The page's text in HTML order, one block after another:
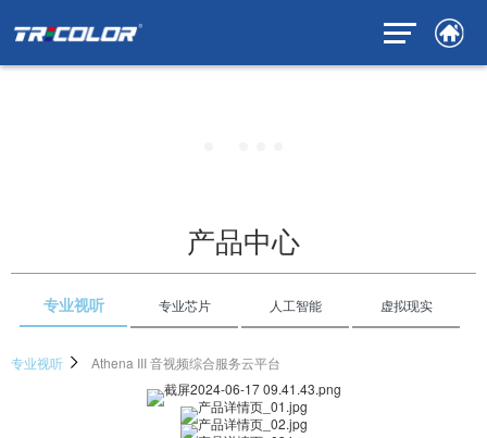
产品中心
专业视听 专业芯片 人工智能 虚拟现实
专业视听 Athena III 音视频综合服务云平台